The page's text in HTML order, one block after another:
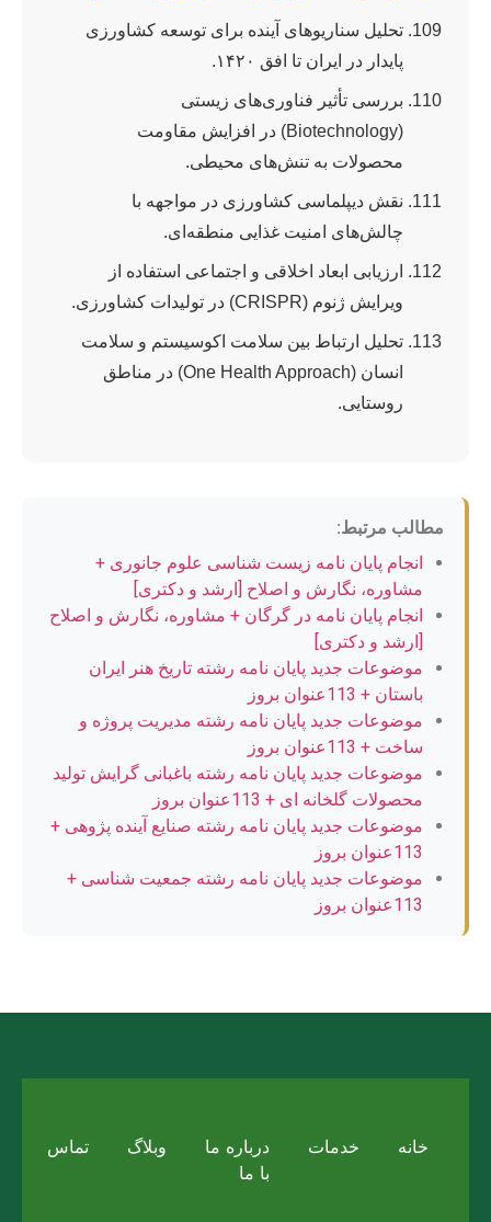
تحلیل سناریوهای آینده برای توسعه کشاورزی
پایدار در ایران تا افق ۱۴۲۰.
بررسی تأثیر فناوری‌های زیستی
(Biotechnology) در افزایش مقاومت
محصولات به تنش‌های محیطی.
نقش دیپلماسی کشاورزی در مواجهه با
چالش‌های امنیت غذایی منطقه‌ای.
ارزیابی ابعاد اخلاقی و اجتماعی استفاده از
ویرایش ژنوم (CRISPR) در تولیدات کشاورزی.
تحلیل ارتباط بین سلامت اکوسیستم و سلامت
انسان (One Health Approach) در مناطق
روستایی.
مطالب مرتبط:
انجام پایان نامه زیست شناسی علوم جانوری +
مشاوره، نگارش و اصلاح [ارشد و دکتری]
انجام پایان نامه در گرگان + مشاوره، نگارش و اصلاح
[ارشد و دکتری]
موضوعات جدید پایان نامه رشته تاریخ هنر ایران
باستان + 113عنوان بروز
موضوعات جدید پایان نامه رشته مدیریت پروژه و
ساخت + 113عنوان بروز
موضوعات جدید پایان نامه رشته باغبانی گرایش تولید
محصولات گلخانه ای + 113عنوان بروز
موضوعات جدید پایان نامه رشته صنایع آینده پژوهی +
113عنوان بروز
موضوعات جدید پایان نامه رشته جمعیت شناسی +
113عنوان بروز
خانه خدمات درباره ما وبلاگ
تماس
با ما